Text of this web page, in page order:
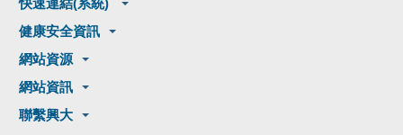
健康安全資訊
網站資源
網站資訊
聯繫興大